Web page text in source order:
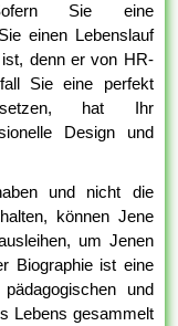
Sie eine
einen Lebenslauf
denn er von HR-
Sie eine perfekt
hat Ihr
Design und
und nicht die
können Jene
um Jenen
Biographie ist eine
und
Lebens gesammelt